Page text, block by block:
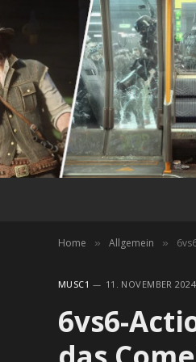
Home » Allgemein »
MUSC1 11. NOVEMBER 2024
6vs6-